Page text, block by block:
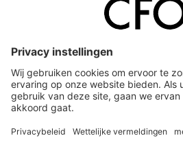
Service & Contact
Werken bij ons
Privacy Statement
Algemene Voorwaarden